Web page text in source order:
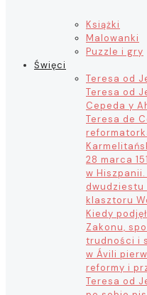
Książki
Malowanki
Puzzle i gry
Święci
Teresa od
Teresa od
Cepeda y
Teresa de
28 marca
w
dwudziestu
klasztoru
Kiedy
Zakonu,
trudności i
w Ávili
reformy i
Teresa od